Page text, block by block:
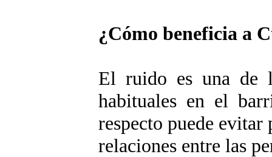
¿Cómo beneficia a
El ruido es una de
habituales en el
respecto puede
relaciones entre las